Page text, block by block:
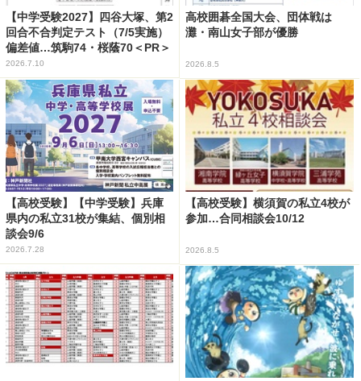
【中学受験2027】四谷大塚、第2
回合不合判定テスト（7/5実施）
偏差値…筑駒74・桜蔭70＜PR＞
2026.7.10
高校囲碁全国大会、団体戦は
灘・南山女子部が優勝
2026.8.5
【高校受験】【中学受験】兵庫
県内の私立31校が集結、個別相
談会9/6
2026.7.28
【高校受験】横須賀の私立4校が
参加…合同相談会10/12
2026.8.5